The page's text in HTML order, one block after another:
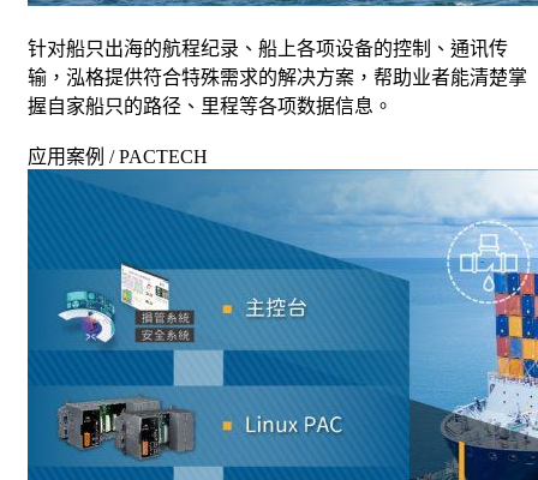
针对船只出海的航程纪录、船上各项设备的控制、通讯传
输，泓格提供符合特殊需求的解决方案，帮助业者能清楚掌
握自家船只的路径、里程等各项数据信息。
应用案例 / PACTECH